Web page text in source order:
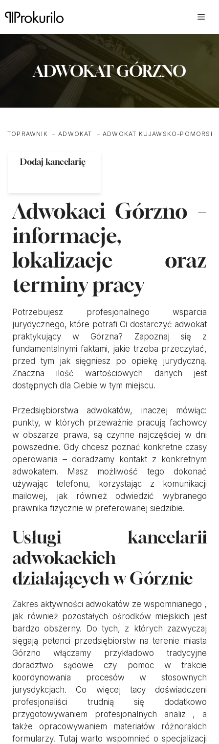
do
ADWOKAT GÓRZNO
TOPRAWNIK ADWOKAT ADWOKAT KUJAWSKO-
Dodaj kancelarię
Adwokaci Górzno –
informacje,
lokalizacje oraz
terminy pracy
Potrzebujesz profesjonalnego wsparcia
jurydycznego, które potrafi Ci dostarczyć adwokat
praktykujący w Górzna? Zapoznaj się z
fundamentalnymi faktami, jakie trzeba przeczytać,
przed tym jak sięgniesz po opiekę jurydyczną.
Znaczna ilość wartościowych danych jest
dostępnych dla Ciebie w tym miejscu.
Przedsiębiorstwa adwokatów, inaczej mówiąc:
punkty, w których przeważnie pracują fachowcy
w obszarze prawa, są czynne najczęściej w dni
powszednie. Gdy chcesz poznać konkretne czasy
operowania – doradzamy kontakt z konkretnym
adwokatem. Masz możliwość tego dokonać
używając telefonu, korzystając z komunikacji
mailowej, jak również odwiedzić wybranego
prawnika fizycznie w preferowanej siedzibie.
Usługi kancelarii
adwokackich
działających w Górznie
Zakres aktywności adwokatów ze wspomnianego ,
jak również pozostałych ośrodków miejskich jest
bardzo obszerny. Do tych, z których zazwyczaj
sięgają petenci przedsiębiorstw na terenie miasta
Górzno włączamy przykładowo tradycyjne
doradztwo sądowe czy pomoc w trakcie
koordynowania procesów w stosownych
jurysdykcjach. Co więcej tacy doświadczeni
profesjonaliści trudnią się dodatkowo
przygotowywaniem profesjonalnych analiz , a
także opracowywaniem materiałów różnorakich
formularzy. Tutaj warto wspomnieć o specjalizacji